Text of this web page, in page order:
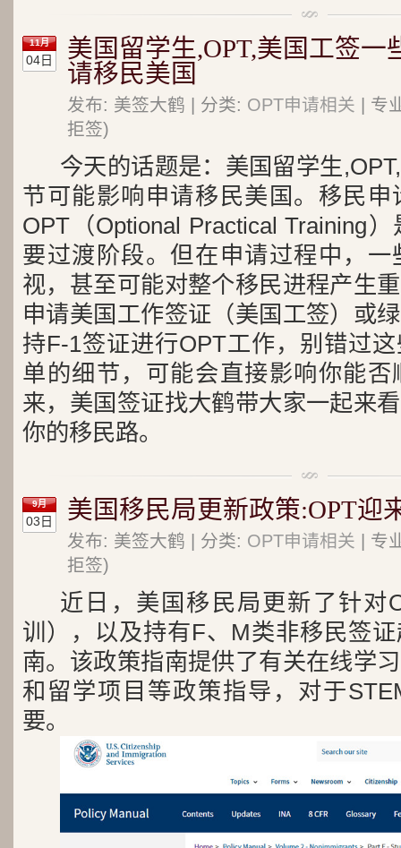
11月
04日
美国留学生,OPT,美国工签一
请移民美国
发布: 美签大鹤 | 分类: OPT申请相关 | 专
拒签)
今天的话题是：美国留学生
节可能影响申请移民美国。移民
OPT（Optional Practical Training
要过渡阶段。但在申请过程中，
视，甚至可能对整个移民进程产生
申请美国工作签证（美国工签）或
持F-1签证进行OPT工作，别错过
单的细节，可能会直接影响你能
来，美国签证找大鹤带大家一起来
你的移民路。
9月
03日 美国移民局更新政策:OPT迎
发布: 美签大鹤 | 分类: OPT申请相关 | 专
拒签)
近日，美国移民局更新了针对
训），以及持有F、M类非移民签
南。该政策指南提供了有关在线学
和留学项目等政策指导，对于
要。